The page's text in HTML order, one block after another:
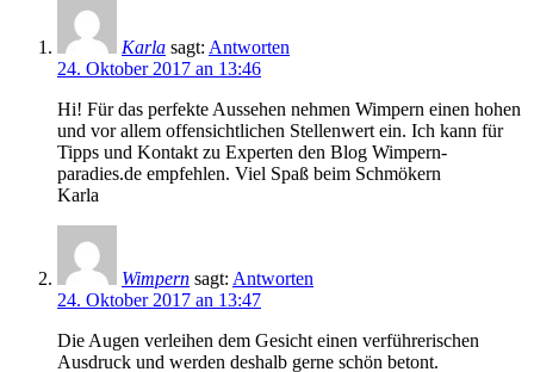
Karla sagt: Antworten
24. Oktober 2017 an 13:46
Hi! Für das perfekte Aussehen nehmen Wimpern einen hohen
und vor allem offensichtlichen Stellenwert ein. Ich kann für
Tipps und Kontakt zu Experten den Blog Wimpern-
paradies.de empfehlen. Viel Spaß beim Schmökern
Karla
Wimpern sagt: Antworten
24. Oktober 2017 an 13:47
Die Augen verleihen dem Gesicht einen verführerischen
Ausdruck und werden deshalb gerne schön betont.